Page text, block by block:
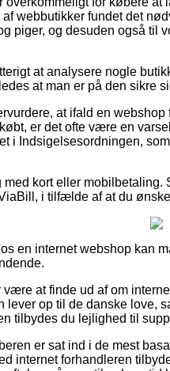
webbutikker fundet det
piger, og desuden også til
at analysere nogle
at man er på den sikre
at ifald en
er det ofte være en
i Indsigelsesordningen,
kort eller
i tilfælde af at du
en internet webshop kan
være at finde ud af om
op til de danske love,
tilbydes du lejlighed til
er sat ind i de mest
internet forhandleren